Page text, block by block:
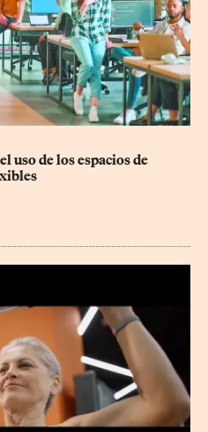
uso de los espacios de